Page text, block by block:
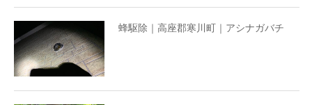
蜂駆除｜高座郡寒川町｜アシナガバチ